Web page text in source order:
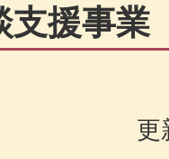
支援事業
更